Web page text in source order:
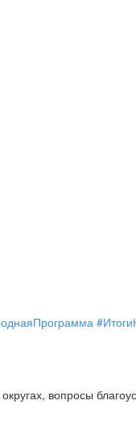
вопросы